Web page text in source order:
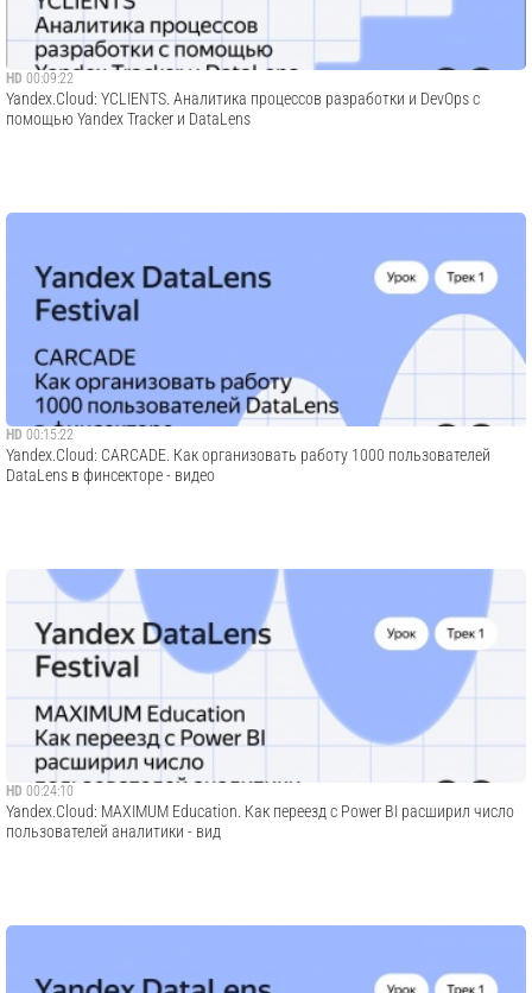
HD 00:09:22
Yandex.Cloud: YCLIENTS. Аналитика процессов разработки и DevOps с
помощью Yandex Tracker и DataLens
HD 00:15:22
Yandex.Cloud: CARCADE. Как организовать работу 1000 пользователей
DataLens в финсекторе - видео
HD 00:24:10
Yandex.Cloud: MAXIMUM Education. Как переезд с Power BI расширил число
пользователей аналитики - вид